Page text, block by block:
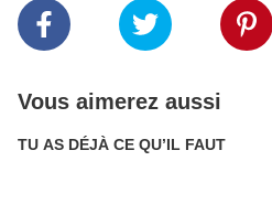
Vous aimerez aussi
TU AS DÉJÀ CE QU’IL FAUT